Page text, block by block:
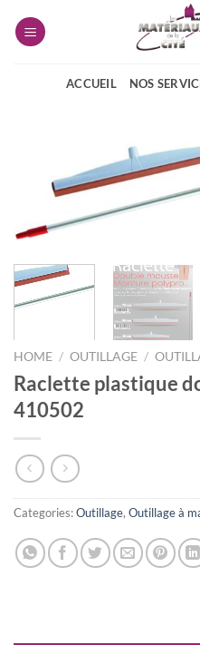
ACCUEIL NOS
HOME / OUTILLAGE /
Raclette plastique
410502
Categories:Outillage, Outillage à